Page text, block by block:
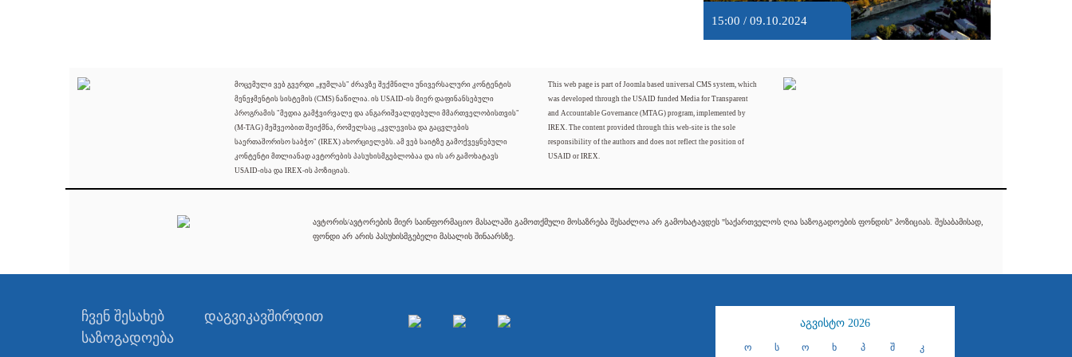
15:00 / 09.10.2024
მოცემული ვებ გვერდი „ჯუმლას" ძრავზე შექმნილი უნივერსალური კონტენტის
მენეჯმენტის სისტემის (CMS) ნაწილია. ის USAID-ის მიერ დაფინანსებული
პროგრამის "მედია გამჭვირვალე და ანგარიშვალდებული მმართველობისთვის"
(M-TAG) მეშვეობით შეიქმნა, რომელსაც „კვლევისა და გაცვლების
საერთაშორისო საბჭო" (IREX) ახორციელებს. ამ ვებ საიტზე გამოქვეყნებული
კონტენტი მთლიანად ავტორების პასუხისმგებლობაა და ის არ გამოხატავს
USAID-ისა და IREX-ის პოზიციას.
This web page is part of Joomla based universal CMS system, which
was developed through the USAID funded Media for Transparent
and Accountable Governance (MTAG) program, implemented by
IREX. The content provided through this web-site is the sole
responsibility of the authors and does not reflect the position of
USAID or IREX.
ავტორის/ავტორების მიერ საინფორმაციო მასალაში გამოთქმული მოსაზრება შესაძლოა არ გამოხატავდეს "საქართველოს ღია საზოგადოების ფონდის" პოზიციას. შესაბამისად,
ფონდი არ არის პასუხისმგებელი მასალის შინაარსზე.
ჩვენ შესახებ
დაგვიკავშირდით
საზოგადოება
აგვისტო 2026
ო ს ო ხ პ შ კ